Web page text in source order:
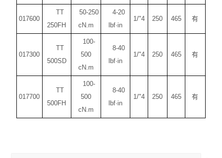
017600
TT
250FH
50-250
cN.m
4-20
lbf·in
1/"4 250 465 有
017300
TT
500SD
100-
500
cN.m
8-40
lbf·in
1/"4 250 465 有
017700
TT
500FH
100-
500
cN.m
8-40
lbf·in
1/"4 250 465 有